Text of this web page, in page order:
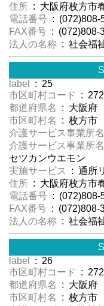
住所 : 大阪府枚方市
電話番号 : (072)808-
FAX番号 : (072)808-
法人の名称 : 社会福
label
: 25
市区町村コード
:
都道府県名
: 大阪府
市区町村名
: 枚方市
介護サービス事業所
介護サービス事業所
セツカンウエモン
実施サービス
: 通所
住所 : 大阪府枚方市
電話番号 : (072)808-
FAX番号 : (072)808-
法人の名称 : 社会福
label
: 26
市区町村コード
:
都道府県名
: 大阪府
市区町村名
: 枚方市